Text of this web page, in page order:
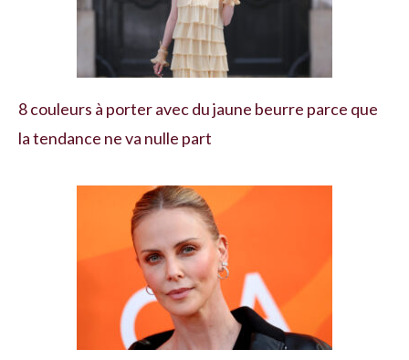
8 couleurs à porter avec du jaune beurre parce que
la tendance ne va nulle part